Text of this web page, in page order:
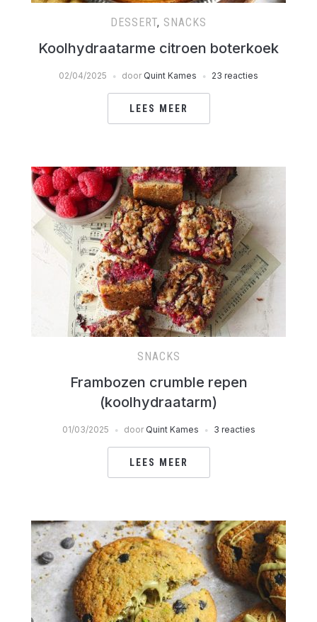
DESSERT, SNACKS
Koolhydraatarme citroen boterkoek
02/04/2025 door Quint Kames 23 reacties
LEES MEER
SNACKS
Frambozen crumble repen
(koolhydraatarm)
01/03/2025 door Quint Kames 3 reacties
LEES MEER